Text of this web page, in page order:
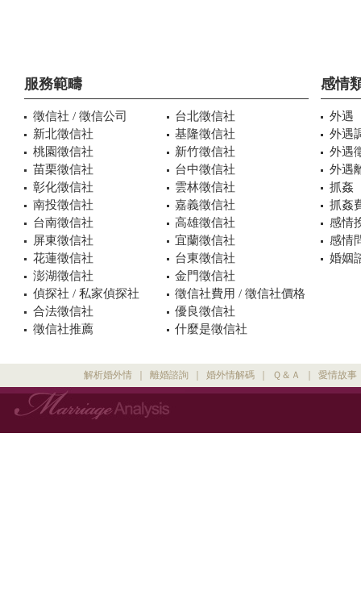
服務範疇
徵信社 / 徵信公司
台北徵信社
新北徵信社
基隆徵信社
桃園徵信社
新竹徵信社
苗栗徵信社
台中徵信社
彰化徵信社
雲林徵信社
南投徵信社
嘉義徵信社
台南徵信社
高雄徵信社
屏東徵信社
宜蘭徵信社
花蓮徵信社
台東徵信社
澎湖徵信社
金門徵信社
偵探社 / 私家偵探社
徵信社費用 / 徵信社價格
合法徵信社
優良徵信社
徵信社推薦
什麼是徵信社
感情
外遇
外遇
外遇
外遇
抓姦
抓姦
感情
感情
婚姻
解析婚外情 離婚諮詢 婚外情解碼 Ｑ＆Ａ 愛情故事